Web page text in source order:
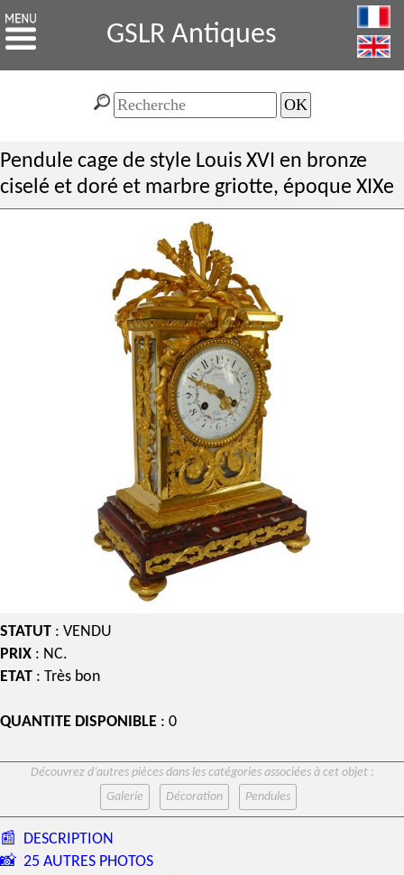
GSLR Antiques
Pendule cage de style Louis XVI en bronze
ciselé et doré et marbre griotte, époque XIXe
STATUT : VENDU
PRIX : NC.
ETAT : Très bon
QUANTITE DISPONIBLE : 0
Découvrez d’autres pièces dans les catégories associées à cet objet :
Galerie
Décoration Pendules
📰 DESCRIPTION
📸 25 AUTRES PHOTOS